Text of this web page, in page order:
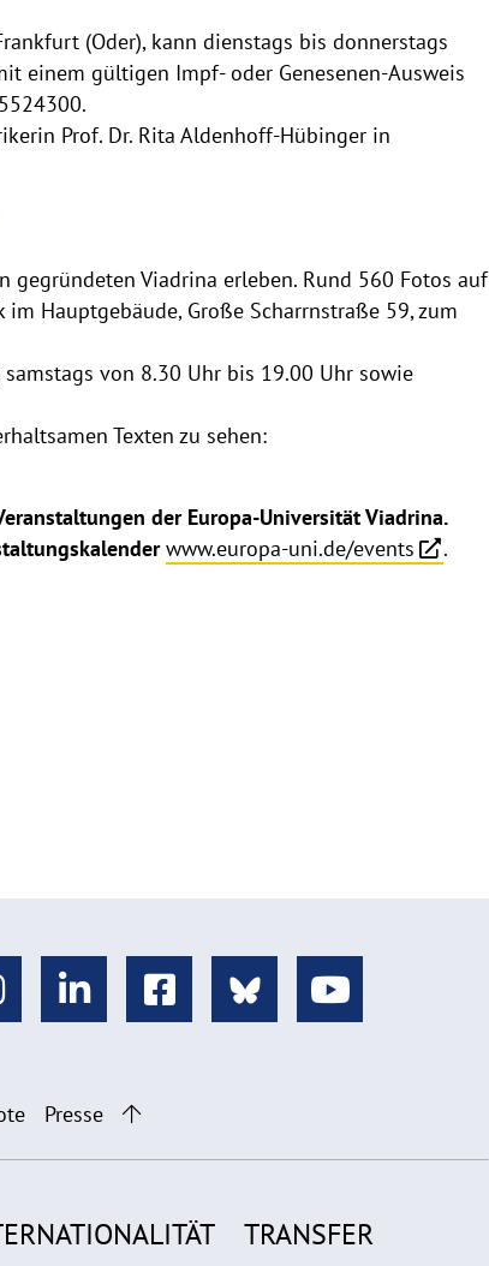
(Oder), kann dienstags bis donnerstags
einem gültigen Impf- oder Genesenen-Ausweis
Prof. Dr. Rita Aldenhoff-Hübinger in
gegründeten Viadrina erleben. Rund 560 Fotos auf
Hauptgebäude, Große Scharrnstraße 59, zum
von 8.30 Uhr bis 19.00 Uhr sowie
Texten zu sehen:
der Europa-Universität Viadrina.
www.europa-uni.de/events .
Presse
TRANSFER